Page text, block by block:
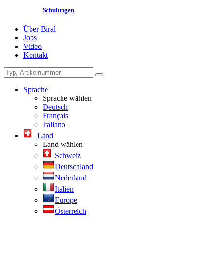
Schulungen
Über Biral
Jobs
Video
Kontakt
Sprache
Sprache wählen
Deutsch
Français
Italiano
Land
Land wählen
Schweiz
Deutschland
Nederland
Italien
Europe
Österreich